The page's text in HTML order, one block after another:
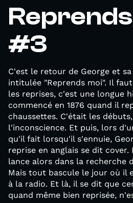
#3
C'est le retour de George et
intitulée "Reprends moi". Il
les reprises, c'est une longue
commencé en 1876 quand il
chaussettes. C'était les
l'inconscience. Et puis, lors
qu'il fait lorsqu'il s'ennuie,
reprise en anglais se dit
lance alors dans la recherche
Mais tout bascule le jour où il
à la radio. Et là, il se dit que
quand même bien reprisée,